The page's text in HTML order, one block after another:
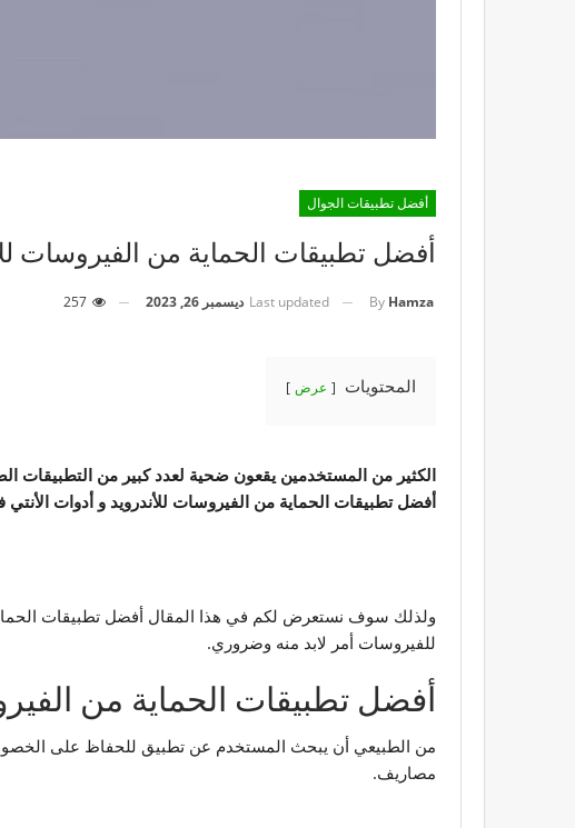
أفضل تطبيقات الجوال
أفضل تطبيقات الحماية من الفيروسات
By Hamza
Last updated ديسمبر 26, 2023
المحتويات عرض
الكثير من المستخدمين يقعون ضحية لعدد كبير من التطبيقات
أفضل تطبيقات الحماية من الفيروسات للأندرويد و أدوات
ولذلك سوف نستعرض لكم في هذا المقال أفضل تطبيقات
للفيروسات أمر لابد منه وضروري.
أفضل تطبيقات الحماية من
من الطبيعي أن يبحث المستخدم عن تطبيق للحفاظ على
مصاريف.